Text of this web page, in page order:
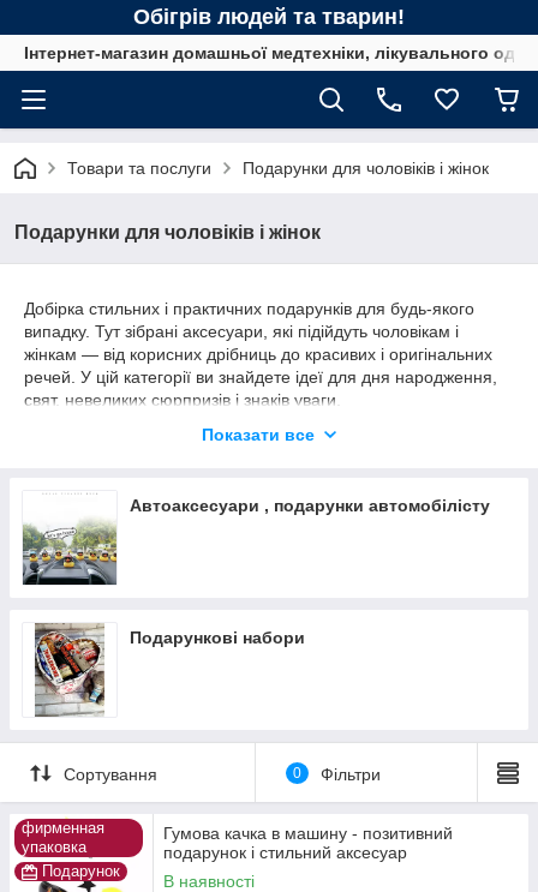
Обігрів людей та тварин!
Інтернет-магазин домашньої медтехніки, лікувального
Товари та послуги Подарунки для чоловіків і жінок
Подарунки для чоловіків і жінок
Добірка стильних і практичних подарунків для будь-якого
випадку. Тут зібрані аксесуари, які підійдуть чоловікам і
жінкам — від корисних дрібниць до красивих і оригінальних
речей. У цій категорії ви знайдете ідеї для дня народження,
свят, невеликих сюрпризів і знаків уваги.
ще приємніше отримувати. Універсальний вибір для друзів,
колег, сім'ї або другої половинки — без прив'язки до віку та
стилю.
Показати все
Автоаксесуари , подарунки автомобілісту
Подарункові набори
Сортування 0 Фільтри
фирменная
упаковка
Подарунок
Гумова качка в машину - позитивний
подарунок і стильний аксесуар
В наявності